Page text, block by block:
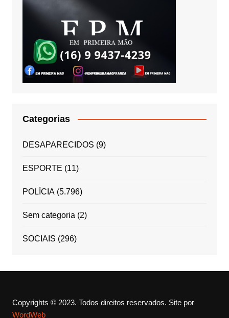
Categorias
DESAPARECIDOS (9)
ESPORTE (11)
POLÍCIA(5.796)
Sem categoria (2)
SOCIAIS (296)
Copyrights © 2023. Todos direitos reservados. Site por
WordWeb